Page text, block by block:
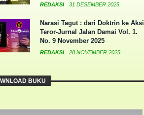
REDAKSI 31 DESEMBER 2025
Narasi Tagut : dari Doktrin ke Aksi
Teror-Jurnal Jalan Damai Vol. 1.
No. 9 November 2025
REDAKSI 28 NOVEMBER 2025
BUKU